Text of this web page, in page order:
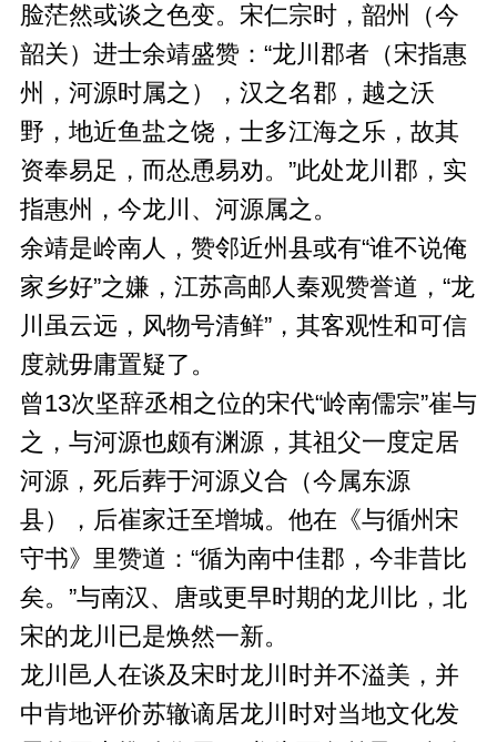
脸茫然或谈之色变。宋仁宗时，韶州（今
韶关）进士余靖盛赞：“龙川郡者（宋指惠
州，河源时属之），汉之名郡，越之沃
野，地近鱼盐之饶，士多江海之乐，故其
资奉易足，而怂恿易劝。”此处龙川郡，实
指惠州，今龙川、河源属之。
余靖是岭南人，赞邻近州县或有“谁不说俺
家乡好”之嫌，江苏高邮人秦观赞誉道，“龙
川虽云远，风物号清鲜”，其客观性和可信
度就毋庸置疑了。
曾13次坚辞丞相之位的宋代“岭南儒宗”崔与
之，与河源也颇有渊源，其祖父一度定居
河源，死后葬于河源义合（今属东源
县），后崔家迁至增城。他在《与循州宋
守书》里赞道：“循为南中佳郡，今非昔比
矣。”与南汉、唐或更早时期的龙川比，北
宋的龙川已是焕然一新。
龙川邑人在谈及宋时龙川时并不溢美，并
中肯地评价苏辙谪居龙川时对当地文化发